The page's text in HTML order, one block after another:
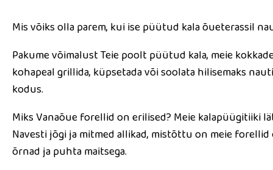
Mis võiks olla parem, kui ise püütud kala õueterassil
Pakume võimalust Teie poolt püütud kala, meie
kohapeal grillida, küpsetada või soolata hilisemaks
kodus.
Miks Vanaõue forellid on erilised? Meie kalapüügitiiki
Navesti jõgi ja mitmed allikad, mistõttu on meie
õrnad ja puhta maitsega.